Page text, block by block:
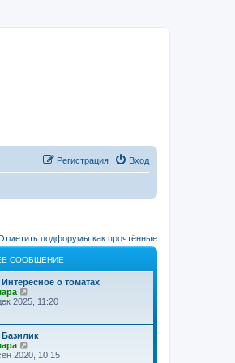
Вход
Регистрация
подфорумы как прочтённые
СООБЩЕНИЕ
Интересное о томатах
е
т
к
2025, 11:20
Базилик
е
2020, 10:15